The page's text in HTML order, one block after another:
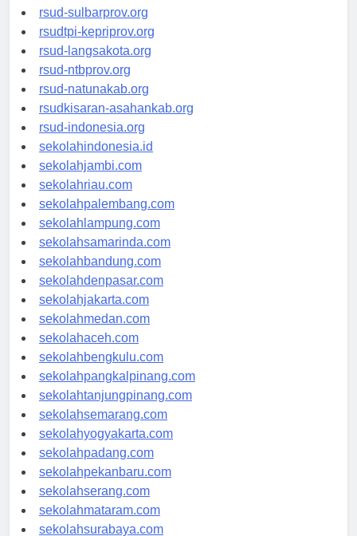
rsud-brebeskab.org
rsud-sulbarprov.org
rsudtpi-kepriprov.org
rsud-langsakota.org
rsud-ntbprov.org
rsud-natunakab.org
rsudkisaran-asahankab.org
rsud-indonesia.org
sekolahindonesia.id
sekolahjambi.com
sekolahriau.com
sekolahpalembang.com
sekolahlampung.com
sekolahsamarinda.com
sekolahbandung.com
sekolahdenpasar.com
sekolahjakarta.com
sekolahmedan.com
sekolahaceh.com
sekolahbengkulu.com
sekolahpangkalpinang.com
sekolahtanjungpinang.com
sekolahsemarang.com
sekolahyogyakarta.com
sekolahpadang.com
sekolahpekanbaru.com
sekolahserang.com
sekolahmataram.com